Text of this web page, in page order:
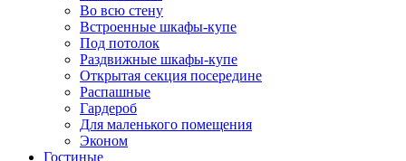
Во всю стену
Встроенные шкафы-купе
Под потолок
Раздвижные шкафы-купе
Открытая секция посередине
Распашные
Гардероб
Для маленького помещения
Эконом
Гостиные